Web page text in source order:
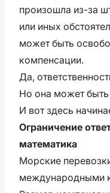
произошла из-за
или иных
может быть
компенсации.
Да,
Но она может
И вот здесь
Ограничение
математика
Морские
международными